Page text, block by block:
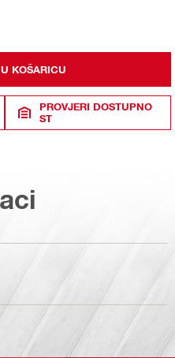
KOŠARICU
PROVJERI DOSTUPNO
ST